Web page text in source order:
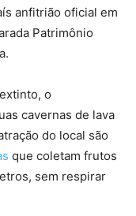
anfitrião oficial em
Patrimônio
o
cavernas de lava
do local são
que coletam frutos
sem respirar